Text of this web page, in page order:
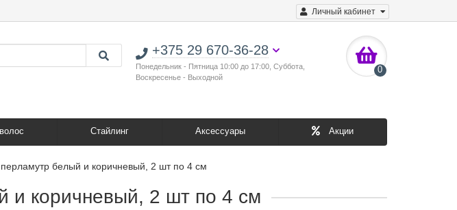
Личный кабинет
+375 29 670-36-28
Понедельник - Пятница 10:00 до 17:00, Суббота,
Воскресенье - Выходной
0
Стайлинг Аксессуары Акции
перламутр белый и коричневый, 2 шт по 4 см
и коричневый, 2 шт по 4 см